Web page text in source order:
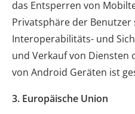
das Entsperren von
Privatsphäre der Benutzer
Interoperabilitäts- und
und Verkauf von Diensten
von Android Geräten ist
3. Europäische Union